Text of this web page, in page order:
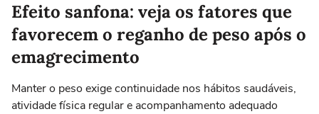
Efeito sanfona: veja os fatores que
favorecem o reganho de peso após o
emagrecimento
Manter o peso exige continuidade nos hábitos saudáveis,
atividade física regular e acompanhamento adequado